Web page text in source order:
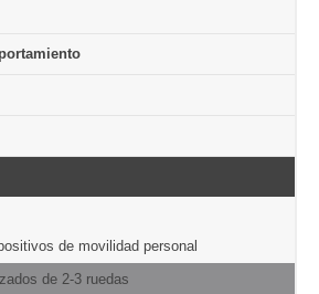
de movilidad personal
de 2-3 ruedas